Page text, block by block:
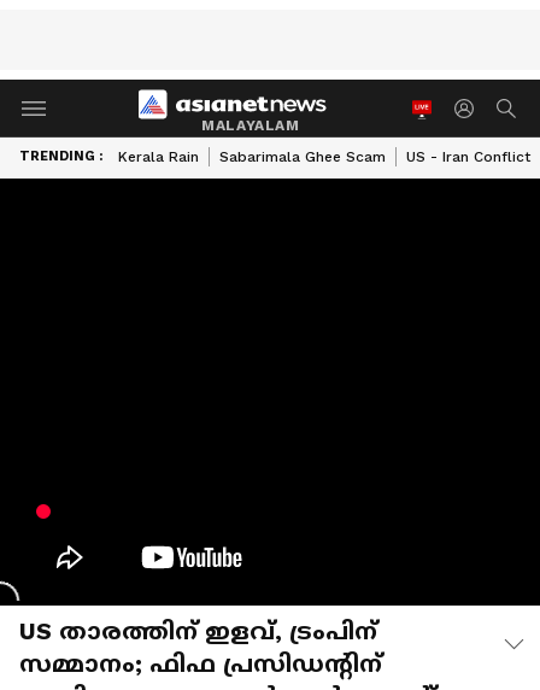
MALAYALAM
TRENDING : Kerala Rain Sabarimala Ghee Scam US - Iran Conflict
US താരത്തിന് ഇളവ്, ട്രംപിന്
സമ്മാനം; ഫിഫ പ്രസിഡന്റിന്